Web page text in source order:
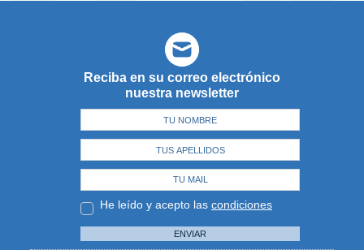
Reciba en su correo electrónico
nuestra newsletter
He leído y acepto las condiciones
ENVIAR